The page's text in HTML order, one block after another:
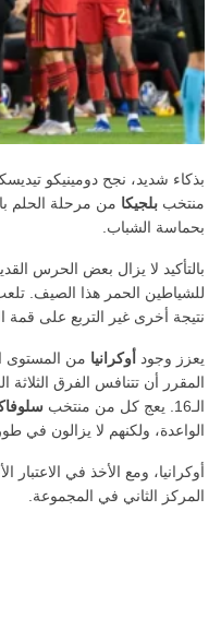
بذكاء شديد، نجح دومينيكو
منتخب بلجيكا من مرحلة الحلم
بحماسة الشباب.
بالتأكيد لا يزال بعض الحرس
للشياطين الحمر هذا الصيف.
نتيجة أخرى غير التربع على قمة
يعزز وجود أوكرانيا من المستوى
المقرر أن تتنافس الفرق
الـ16. يعج كل من منتخب
الواعدة، ولكنهم لا يزالون في
أوكرانيا، ومع الأخذ في
المركز الثاني في المجموعة.